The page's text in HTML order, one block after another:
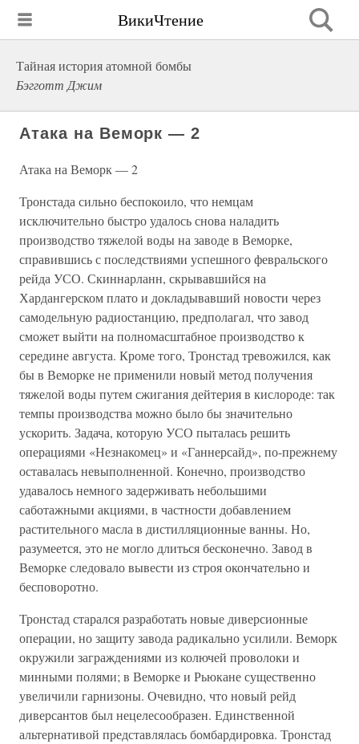
ВикиЧтение
Тайная история атомной бомбы
Бэгготт Джим
Атака на Веморк — 2
Атака на Веморк — 2
Тронстада сильно беспокоило, что немцам
исключительно быстро удалось снова наладить
производство тяжелой воды на заводе в Веморке,
справившись с последствиями успешного февральского
рейда УСО. Скиннарланн, скрывавшийся на
Хардангерском плато и докладывавший новости через
самодельную радиостанцию, предполагал, что завод
сможет выйти на полномасштабное производство к
середине августа. Кроме того, Тронстад тревожился, как
бы в Веморке не применили новый метод получения
тяжелой воды путем сжигания дейтерия в кислороде: так
темпы производства можно было бы значительно
ускорить. Задача, которую УСО пыталась решить
операциями «Незнакомец» и «Ганнерсайд», по-прежнему
оставалась невыполненной. Конечно, производство
удавалось немного задерживать небольшими
саботажными акциями, в частности добавлением
растительного масла в дистилляционные ванны. Но,
разумеется, это не могло длиться бесконечно. Завод в
Веморке следовало вывести из строя окончательно и
бесповоротно.
Тронстад старался разработать новые диверсионные
операции, но защиту завода радикально усилили. Веморк
окружили заграждениями из колючей проволоки и
минными полями; в Веморке и Рьюкане существенно
увеличили гарнизоны. Очевидно, что новый рейд
диверсантов был нецелесообразен. Единственной
альтернативой представлялась бомбардировка. Тронстад